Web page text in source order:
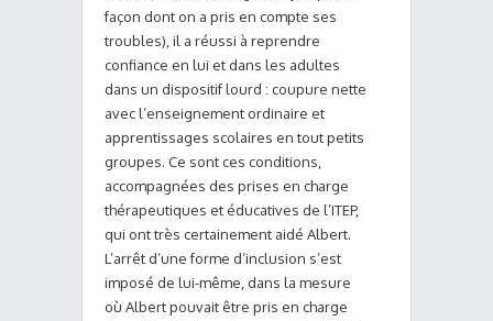
façon dont on a pris en compte ses
troubles), il a réussi à reprendre
confiance en lui et dans les adultes
dans un dispositif lourd : coupure nette
avec l’enseignement ordinaire et
apprentissages scolaires en tout petits
groupes. Ce sont ces conditions,
accompagnées des prises en charge
thérapeutiques et éducatives de l’ITEP,
qui ont très certainement aidé Albert.
L’arrêt d’une forme d’inclusion s’est
imposé de lui-même, dans la mesure
où Albert pouvait être pris en charge